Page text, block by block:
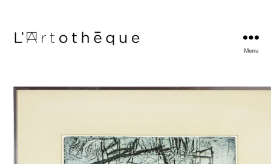
Menu